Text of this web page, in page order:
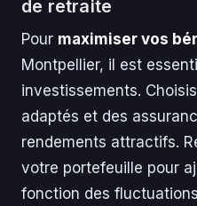
de retraite
Pour maximiser vos
Montpellier, il est
investissements.
adaptés et des
rendements attractifs.
votre portefeuille pour
fonction des